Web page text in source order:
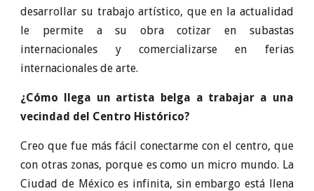
desarrollar su trabajo artístico, que en la actualidad
le permite a su obra cotizar en subastas
internacionales y comercializarse en ferias
internacionales de arte.
¿Cómo llega un artista belga a trabajar a una
vecindad del Centro Histórico?
Creo que fue más fácil conectarme con el centro, que
con otras zonas, porque es como un micro mundo. La
Ciudad de México es infinita, sin embargo está llena